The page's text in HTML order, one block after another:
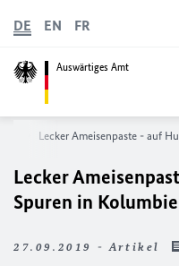
Auswärtiges Amt
DE EN FR
Lecker Ameisenpaste - auf
Lecker
Spuren in
27.09.2019 - Artikel